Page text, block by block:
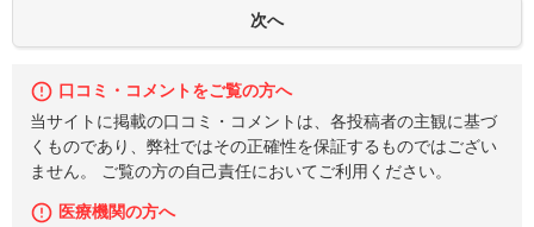
口コミ・コメントをご覧の方へ
当サイトに掲載の口コミ・コメントは、各投稿者の主観に基づ
くものであり、弊社ではその正確性を保証するものではござい
ません。 ご覧の方の自己責任においてご利用ください。
医療機関の方へ